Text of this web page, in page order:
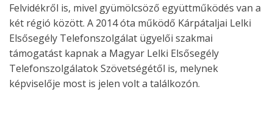
Felvidékről is, mivel gyümölcsöző együttműködés van a
két régió között. A 2014 óta működő Kárpátaljai Lelki
Elsősegély Telefonszolgálat ügyelői szakmai
támogatást kapnak a Magyar Lelki Elsősegély
Telefonszolgálatok Szövetségétől is, melynek
képviselője most is jelen volt a találkozón.